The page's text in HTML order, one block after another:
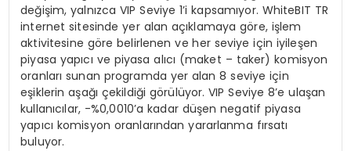
değişim, yalnızca VIP Seviye 1’i kapsamıyor. WhiteBIT TR
internet sitesinde yer alan açıklamaya göre, işlem
aktivitesine göre belirlenen ve her seviye için iyileşen
piyasa yapıcı ve piyasa alıcı (maket – taker) komisyon
oranları sunan programda yer alan 8 seviye için
eşiklerin aşağı çekildiği görülüyor. VIP Seviye 8’e ulaşan
kullanıcılar, -%0,0010’a kadar düşen negatif piyasa
yapıcı komisyon oranlarından yararlanma fırsatı
buluyor.